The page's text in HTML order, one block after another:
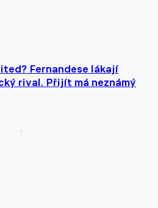
Fernandese lákají
rival. Přijít má neznámý